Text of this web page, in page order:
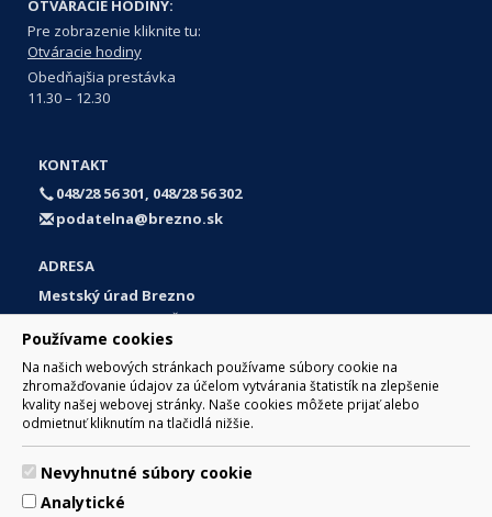
Používame cookies
Na našich webových stránkach používame súbory cookie na
zhromažďovanie údajov za účelom vytvárania štatistík na zlepšenie
kvality našej webovej stránky. Naše cookies môžete prijať alebo
odmietnuť kliknutím na tlačidlá nižšie.
Nevyhnutné súbory cookie
Analytické
OTVÁRACIE HODINY:
Pre zobrazenie kliknite tu:
Otváracie hodiny
Obedňajšia prestávka
11.30 – 12.30
KONTAKT
048/28 56 301, 048/28 56 302
podatelna@brezno.sk
ADRESA
Mestský úrad Brezno
Námestie gen. M. R. Štefánika 1
977 01 Brezno
Slovakia (Slovak Republic)
© 2017 Mesto Brezno, Námestie gen. M. R. Štefánika 1, Brezno
977 01 Tel.: 048/28 56 301, 048/28 56 302 Email: